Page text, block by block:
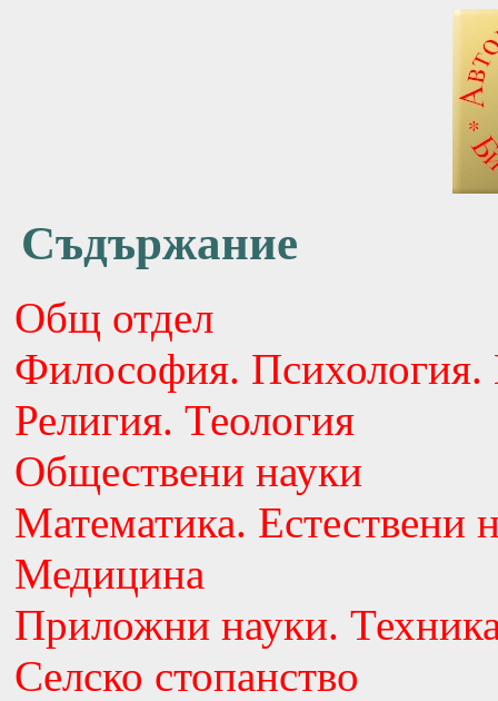
Съдържание
Общ отдел
Философия. Психология.
Религия. Теология
Обществени науки
Математика. Естествени
Медицина
Приложни науки.
Селско стопанство